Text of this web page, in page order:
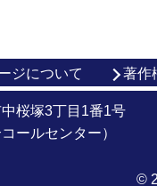
ジについて 著作
桜塚3丁目1番1号
ールセンター）
©